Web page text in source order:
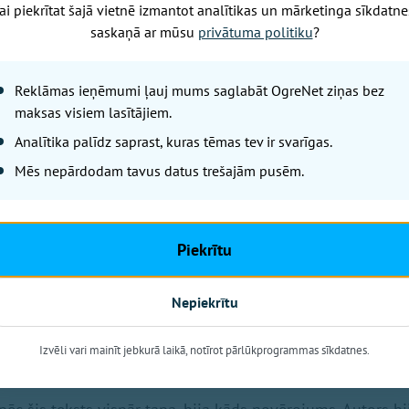
frāzes par Dieva apredzību, par ciešanu
pie drupām, zem kurām gājuši bojā bērni, šie vārdi
arī no tiem garīdzniekiem, kuri kara ļaunumu
kurš ļauj nogalināt bērnus „grēku dēļ", viņš netic un
citu ceļu. To ceļu, ko iezīmējuši Bībeles taisnie, kuri
uz Viņu kliegt. Pravietis Habakuks jautāja, cik ilgi
sauca pēc atriebības Dieva, lai Viņš parādās.
jautā, cik ilgi Kungs netiesās un neatriebs viņu asinis.
uzsver autors. Tās ir lūgšanas no cilvēkiem, kuri
pieprasīt taisnību.
mērogi
piekrītat šajā vietnē izmantot analītikas un mārketinga
saskaņā ar mūsu privātuma politiku?
Reklāmas ieņēmumi ļauj mums saglabāt OgreNet ziņas bez
maksas visiem lasītājiem.
Analītika palīdz saprast, kuras tēmas tev ir svarīgas.
Mēs nepārdodam tavus datus trešajām pusēm.
Piekrītu
Nepiekrītu
Izvēli vari mainīt jebkurā laikā, notīrot pārlūkprogrammas sīkdatnes.